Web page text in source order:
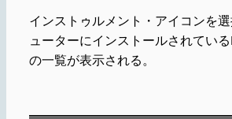
インストゥルメント・アイコンを
ューターにインストールされてい
の一覧が表示される。